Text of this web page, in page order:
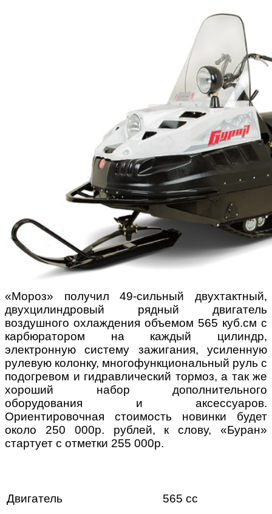
«Мороз» получил 49-сильный двухтактный,
двухцилиндровый рядный двигатель
воздушного охлаждения объемом 565 куб.см с
карбюратором на каждый цилиндр,
электронную систему зажигания, усиленную
рулевую колонку, многофункциональный руль с
подогревом и гидравлический тормоз, а так же
хороший набор дополнительного
оборудования и аксессуаров.
Ориентировочная стоимость новинки будет
около 250 000р. рублей, к слову, «Буран»
стартует с отметки 255 000р.
Двигатель 565 сс